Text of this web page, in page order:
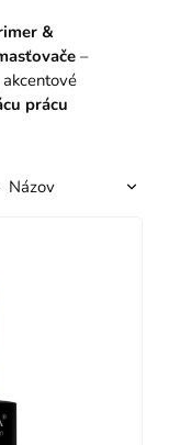
&
–
prácu